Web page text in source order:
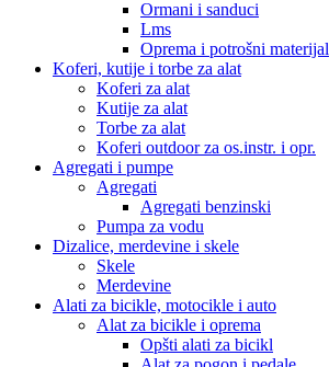
Ormani i sanduci
Lms
Oprema i potrošni materijal
Koferi, kutije i torbe za alat
Koferi za alat
Kutije za alat
Torbe za alat
Koferi outdoor za os.instr. i opr.
Agregati i pumpe
Agregati
Agregati benzinski
Pumpa za vodu
Dizalice, merdevine i skele
Skele
Merdevine
Alati za bicikle, motocikle i auto
Alat za bicikle i oprema
Opšti alati za bicikl